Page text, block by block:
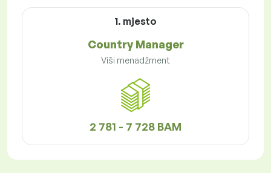
1. mjesto
Country Manager
Viši menadžment
2 781 - 7 728 BAM